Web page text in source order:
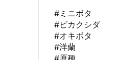
#ミニボタ
#ビカクシダ
#オキボタ
#洋蘭